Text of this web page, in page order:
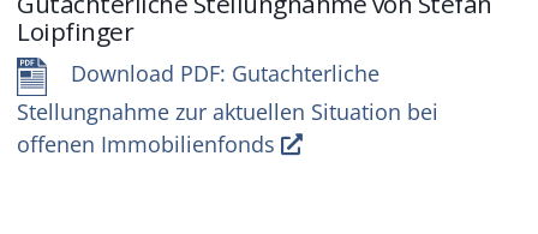
Loipfinger
Download PDF: Gutachterliche
Stellungnahme zur aktuellen Situation bei
offenen Immobilienfonds